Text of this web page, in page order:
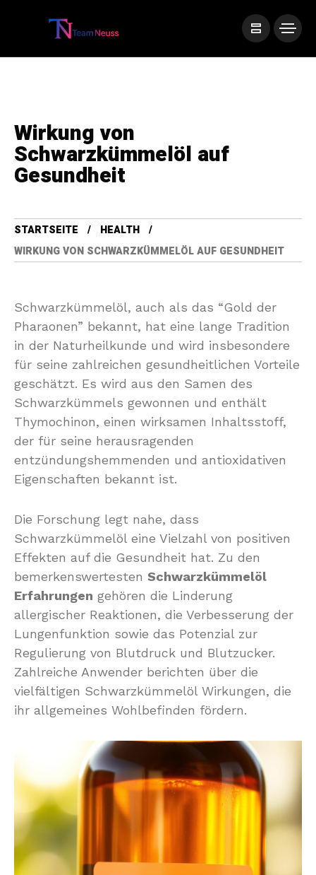
Wirkung von
Schwarzkümmelöl auf
Gesundheit
STARTSEITE
HEALTH
WIRKUNG VON SCHWARZKÜMMELÖL AUF GESUNDHEIT
Schwarzkümmelöl, auch als das “Gold der
Pharaonen” bekannt, hat eine lange Tradition
in der Naturheilkunde und wird insbesondere
für seine zahlreichen gesundheitlichen Vorteile
geschätzt. Es wird aus den Samen des
Schwarzkümmels gewonnen und enthält
Thymochinon, einen wirksamen Inhaltsstoff,
der für seine herausragenden
entzündungshemmenden und antioxidativen
Eigenschaften bekannt ist.
Die Forschung legt nahe, dass
Schwarzkümmelöl eine Vielzahl von positiven
Effekten auf die Gesundheit hat. Zu den
bemerkenswertesten Schwarzkümmelöl
Erfahrungen gehören die Linderung
allergischer Reaktionen, die Verbesserung der
Lungenfunktion sowie das Potenzial zur
Regulierung von Blutdruck und Blutzucker.
Zahlreiche Anwender berichten über die
vielfältigen Schwarzkümmelöl Wirkungen, die
ihr allgemeines Wohlbefinden fördern.